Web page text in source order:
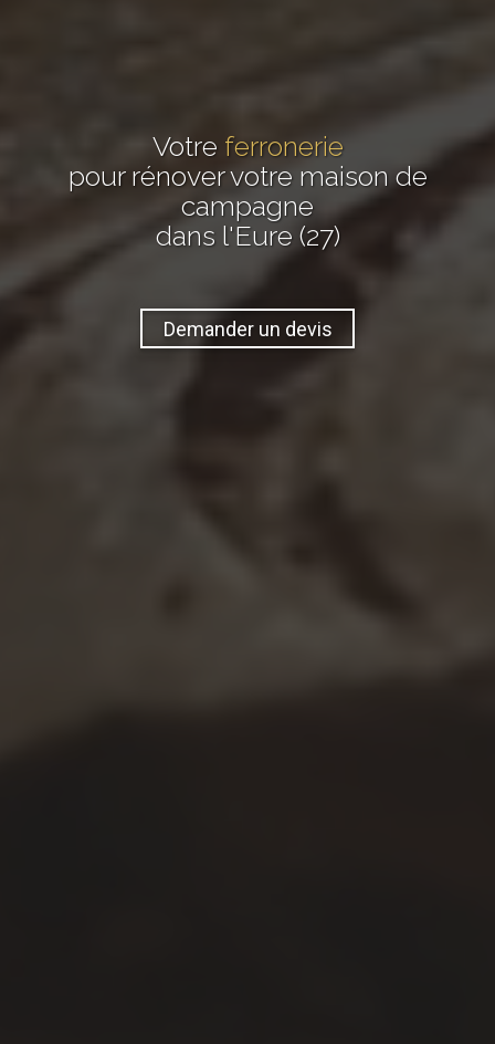
Votre ferronerie
pour rénover votre maison de
campagne
dans l'Eure (27)
Demander un devis